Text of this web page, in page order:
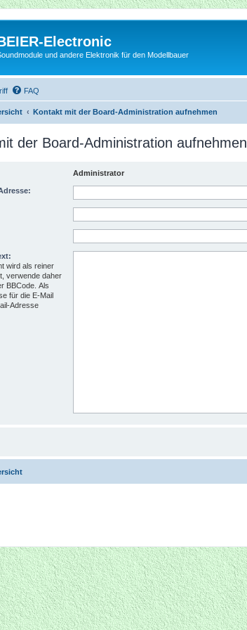
Electronic
und andere Elektronik für den Modellbauer
FAQ
Kontakt mit der Board-Administration aufnehmen
der Board-Administration aufnehmen
Administrator
wird als reiner
verwende daher
BBCode. Als
für die E-Mail
Adresse